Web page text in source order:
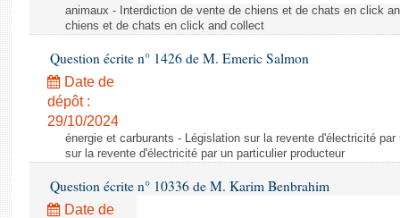
animaux - Interdiction de vente de chiens et de chats en click
chiens et de chats en click and collect
Question écrite n° 1426 de M. Emeric Salmon
Date de
dépôt :
29/10/2024
énergie et carburants - Législation sur la revente d'électricité
sur la revente d'électricité par un particulier producteur
Question écrite n° 10336 de M. Karim Benbrahim
Date de